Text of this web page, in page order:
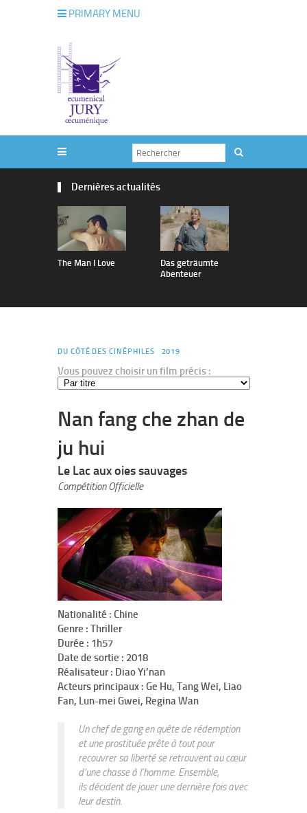
PRIMARY MENU
Dernières actualités
The Man I Love
Das geträumte
Abenteuer
DU CÔTÉ DES CINÉPHILES 2019
Vous pouvez choisir un film précis :
Nan fang che zhan de
ju hui
Le Lac aux oies sauvages
Compétition Officielle
Nationalité : Chine
Genre : Thriller
Durée : 1h57
Date de sortie : 2018
Réalisateur : Diao Yi’nan
Acteurs principaux : Ge Hu, Tang Wei, Liao
Fan, Lun-mei Gwei, Regina Wan
Un chef de gang en quête de rédemption
et une prostituée prête à tout pour
recouvrer sa liberté se retrouvent au cœur
d’une chasse à l’homme. Ensemble,
ils décident de jouer une dernière fois avec
leur destin.